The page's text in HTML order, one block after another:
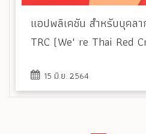
แอปพลิเคชัน สำหรับบุคล
TRC (We' re Thai Red
15 มิ.ย. 2564